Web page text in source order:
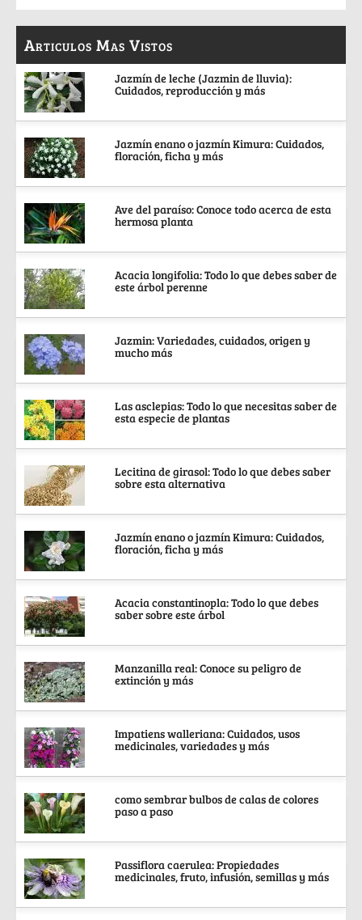
Articulos Mas Vistos
Jazmín de leche (Jazmin de lluvia):
Cuidados, reproducción y más
Jazmín enano o jazmín Kimura: Cuidados,
floración, ficha y más
Ave del paraíso: Conoce todo acerca de esta
hermosa planta
Acacia longifolia: Todo lo que debes saber de
este árbol perenne
Jazmin: Variedades, cuidados, origen y
mucho más
Las asclepias: Todo lo que necesitas saber de
esta especie de plantas
Lecitina de girasol: Todo lo que debes saber
sobre esta alternativa
Jazmín enano o jazmín Kimura: Cuidados,
floración, ficha y más
Acacia constantinopla: Todo lo que debes
saber sobre este árbol
Manzanilla real: Conoce su peligro de
extinción y más
Impatiens walleriana: Cuidados, usos
medicinales, variedades y más
como sembrar bulbos de calas de colores
paso a paso
Passiflora caerulea: Propiedades
medicinales, fruto, infusión, semillas y más